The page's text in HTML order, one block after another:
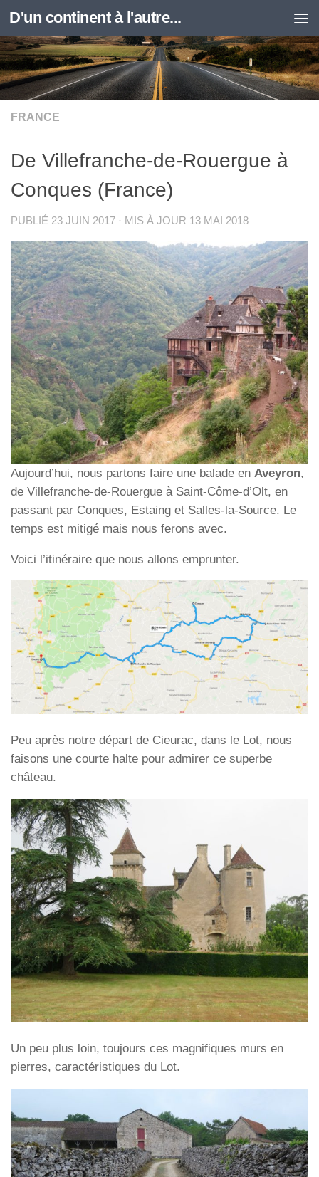
Skip to content
D'un continent à l'autre...
FRANCE
De Villefranche-de-Rouergue à
Conques (France)
PUBLIÉ 23 JUIN 2017 · MIS À JOUR 13 MAI 2018
Aujourd’hui, nous partons faire une balade en Aveyron,
de Villefranche-de-Rouergue à Saint-Côme-d’Olt, en
passant par Conques, Estaing et Salles-la-Source. Le
temps est mitigé mais nous ferons avec.
Voici l’itinéraire que nous allons emprunter.
Peu après notre départ de Cieurac, dans le Lot, nous
faisons une courte halte pour admirer ce superbe
château.
Un peu plus loin, toujours ces magnifiques murs en
pierres, caractéristiques du Lot.